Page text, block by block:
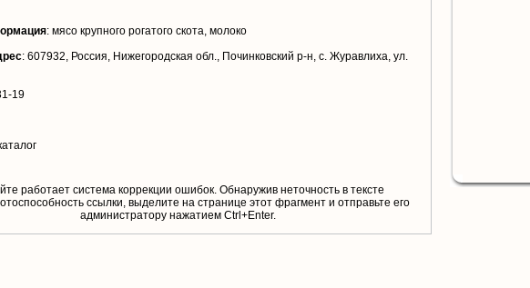
: мясо крупного рогатого скота, молоко
: 607932, Россия, Нижегородская обл., Починковский р-н, с. Журавлиха, ул.
19
работает система коррекции ошибок. Обнаружив неточность в тексте
ссылки, выделите на странице этот фрагмент и отправьте его
aдминистратору нажатием Ctrl+Enter.